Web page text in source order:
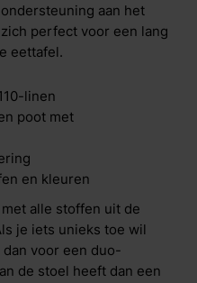
aan het
perfect voor een lang
eettafel.
linen
poot met
en kleuren
alle stoffen uit de
je iets unieks toe wil
voor een duo-
de stoel heeft dan een